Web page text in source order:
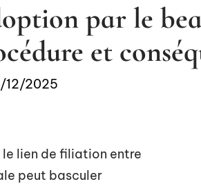
par le
et
12/2025
le lien de filiation entre
peut basculer